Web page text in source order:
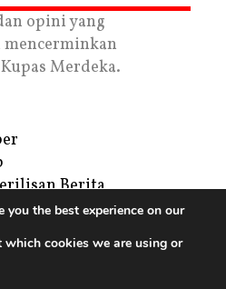
opini yang
Merdeka.
Berita
Kupas Mediatama
the best experience on our
cookies we are using or